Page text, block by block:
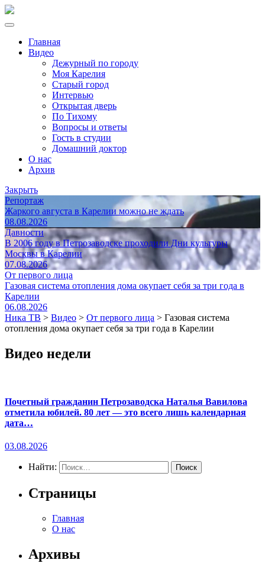
Главная
Видео
Дежурный по городу
Моя Карелия
Старый город
Интервью
Открытая дверь
По Тихому
Вопросы и ответы
Гость в студии
Домашний доктор
О нас
Архив
Закрыть
Репортаж
Жаркого августа в Карелии можно не ждать
08.08.2026
Давности
В 2006 году в Петрозаводске проходили Дни культуры
Москвы в Карелии
07.08.2026
От первого лица
Газовая система отопления дома окупает себя за три года в
Карелии
06.08.2026
Ника ТВ > Видео > От первого лица > Газовая система
отопления дома окупает себя за три года в Карелии
Видео недели
Почетный гражданин Петрозаводска Наталья Вавилова
отметила юбилей. 80 лет — это всего лишь календарная
дата…
03.08.2026
Найти:
Страницы
Главная
О нас
Архивы